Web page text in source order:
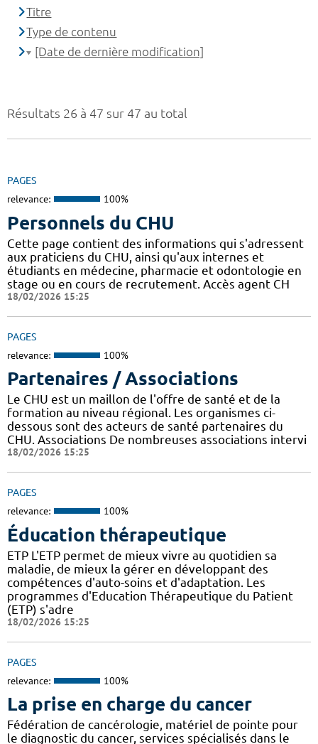
Résultats 26 à 47 sur 47 au total
PAGES
relevance: 100%
Personnels du CHU
Cette page contient des informations qui s'adressent
aux praticiens du CHU, ainsi qu'aux internes et
étudiants en médecine, pharmacie et odontologie en
stage ou en cours de recrutement. Accès agent CH
18/02/2026 15:25
PAGES
relevance: 100%
Partenaires / Associations
Le CHU est un maillon de l'offre de santé et de la
formation au niveau régional. Les organismes ci-
dessous sont des acteurs de santé partenaires du
CHU. Associations De nombreuses associations intervi
18/02/2026 15:25
PAGES
relevance: 100%
Éducation thérapeutique
ETP L'ETP permet de mieux vivre au quotidien sa
maladie, de mieux la gérer en développant des
compétences d'auto-soins et d'adaptation. Les
programmes d'Education Thérapeutique du Patient
(ETP) s'adre
18/02/2026 15:25
PAGES
relevance: 100%
La prise en charge du cancer
Fédération de cancérologie, matériel de pointe pour
le diagnostic du cancer, services spécialisés dans le
Titre
Type de contenu
[Date de dernière modification]